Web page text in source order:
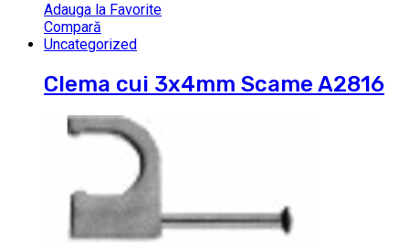
Adauga la Favorite
Compară
Uncategorized
Clema cui 3x4mm Scame A2816